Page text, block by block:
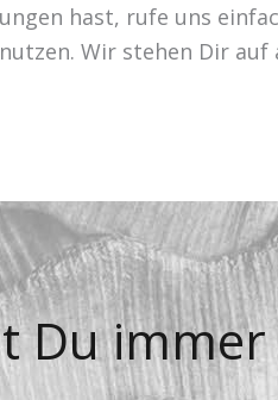
hast, rufe uns
nutzen. Wir stehen Dir auf
Du